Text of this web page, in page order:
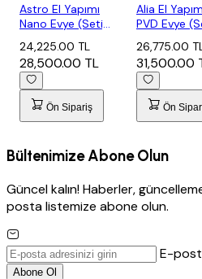
Astro El Yapımı
Nano Evye (Seti)
24,225.00 TL
28,500.00 TL
Ön Sipariş
Alia El
PVD Evye
26,775.00 TL
31,500.00
Ön
Bültenimize Abone Olun
Güncel kalın! Haberler,
posta listemize abone olun.
E-
Abone Ol